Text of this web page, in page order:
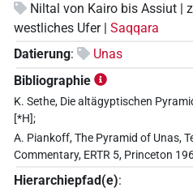
Niltal von Kairo bis Assiut |
westliches Ufer | Saqqara
Datierung:
Unas
Bibliographie
K. Sethe, Die altägyptischen
[*H];
A. Piankoff, The Pyramid of Unas,
Commentary, ERTR 5, Princeton
Hierarchiepfad(e):